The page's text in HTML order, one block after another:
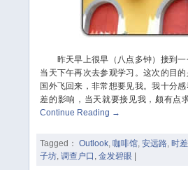
昨天早上很早（八点多钟）接到一
当天下午再次去参观学习。这次的目
国外飞回来，非常想要见我。我十分
差的影响，当天就要接见我，颇有点
Continue Reading →
Tagged： Outlook 咖啡馆 安远路 时差
子坊 调查户口 金发碧眼 |